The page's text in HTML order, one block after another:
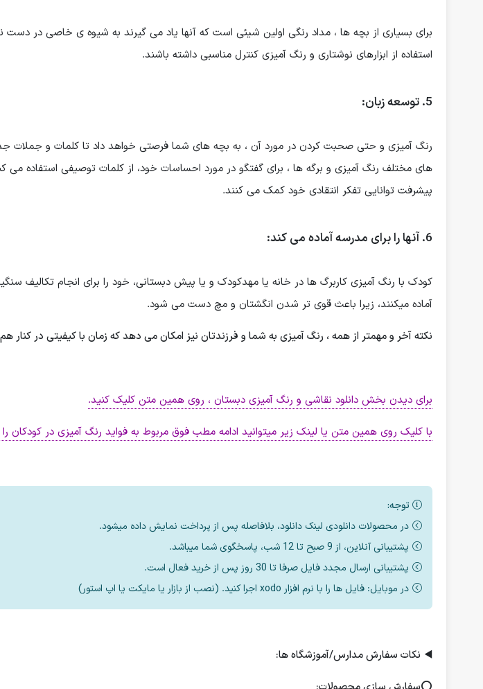
برای بسیاری از بچه ها ، مداد رنگی اولین شیئی است که آنها یاد می گیرند به شیوه ی خاصی در دست
استفاده از ابزارهای نوشتاری و رنگ آمیزی کنترل مناسبی داشته باشند.
5. توسعه زبان:
رنگ آمیزی و حتی صحبت کردن در مورد آن ، به بچه های شما فرصتی خواهد داد تا کلمات و جملات
های مختلف رنگ آمیزی و برگه ها ، برای گفتگو در مورد احساسات خود، از کلمات توصیفی استفاده می
پیشرفت توانایی تفکر انتقادی خود کمک می کنند.
6. آنها را برای مدرسه آماده می کند:
کودک با رنگ آمیزی کاربرگ ها در خانه یا مهدکودک و یا پیش دبستانی، خود را برای انجام تکالیف
آماده میکنند، زیرا باعث قوی تر شدن انگشتان و مچ دست می شود.
نکته آخر و مهمتر از همه ، رنگ آمیزی به شما و فرزندتان نیز امکان می دهد که زمان با کیفیتی در کنار
برای دیدن بخش دانلود نقاشی و رنگ آمیزی دبستان ، روی همین متن کلیک کنید.
با کلیک روی همین متن یا لینک زیر میتوانید ادامه مطب فوق مربوط به فواید رنگ آمیزی در کودکان را
توجه:
در محصولات دانلودی لینک دانلود، بلافاصله پس از پرداخت نمایش داده میشود.
پشتیبانی آنلاین، از 9 صبح تا 12 شب، پاسخگوی شما میباشد.
پشتیبانی ارسال مجدد فایل صرفا تا 30 روز پس از خرید فعال است.
در موبایل: فایل ها را با نرم افزار xodo اجرا کنید. (نصب از بازار یا مایکت یا اپ استور)
◀️ نکات سفارش مدارس/آموزشگاه ها: